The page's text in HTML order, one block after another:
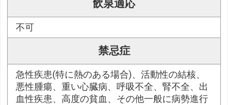
飲泉適応
不可
禁忌症
急性疾患(特に熱のある場合)、活動性の結核、
悪性腫瘍、重い心臓病、呼吸不全、腎不全、出
血性疾患、高度の貧血、その他一般に病勢進行